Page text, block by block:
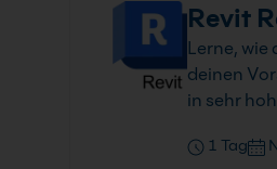
Revit
Lerne, wie
deinen
in sehr
1 Tag